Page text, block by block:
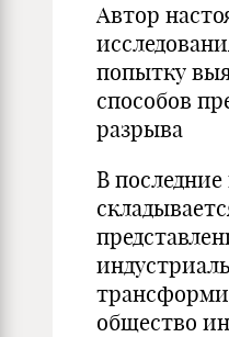
Автор
попытку
способов
разрыва
В
общество